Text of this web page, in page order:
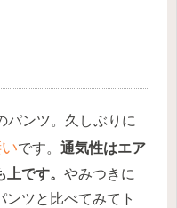
パンツ。久しぶりに
です。 通気性はエア
です。 やみつきに
ンツと比べてみてト